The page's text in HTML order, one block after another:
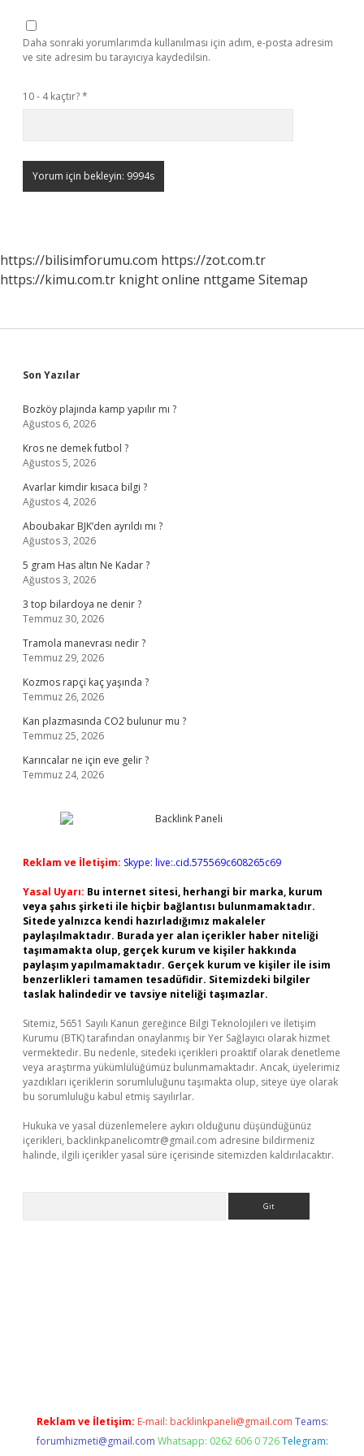
Daha sonraki yorumlarımda kullanılması için adım, e-posta adresim
ve site adresim bu tarayıcıya kaydedilsin.
10 - 4 kaçtır?*
https://bilisimforumu.com https://zot.com.tr
https://kimu.com.tr knight online nttgame Sitemap
Sidebar
Son Yazılar
Bozköy plajında kamp yapılır mı ?
Ağustos 6, 2026
Kros ne demek futbol ?
Ağustos 5, 2026
Avarlar kimdir kısaca bilgi ?
Ağustos 4, 2026
Aboubakar BJK’den ayrıldı mı ?
Ağustos 3, 2026
5 gram Has altın Ne Kadar ?
Ağustos 3, 2026
3 top bilardoya ne denir ?
Temmuz 30, 2026
Tramola manevrası nedir ?
Temmuz 29, 2026
Kozmos rapçi kaç yaşında ?
Temmuz 26, 2026
Kan plazmasında CO2 bulunur mu ?
Temmuz 25, 2026
Karıncalar ne için eve gelir ?
Temmuz 24, 2026
Reklam ve İletişim: Skype: live:.cid.575569c608265c69
Yasal Uyarı: Bu internet sitesi, herhangi bir marka, kurum
veya şahıs şirketi ile hiçbir bağlantısı bulunmamaktadır.
Sitede yalnızca kendi hazırladığımız makaleler
paylaşılmaktadır. Burada yer alan içerikler haber niteliği
taşımamakta olup, gerçek kurum ve kişiler hakkında
paylaşım yapılmamaktadır. Gerçek kurum ve kişiler ile isim
benzerlikleri tamamen tesadüfidir. Sitemizdeki bilgiler
taslak halindedir ve tavsiye niteliği taşımazlar.
Sitemiz, 5651 Sayılı Kanun gereğince Bilgi Teknolojileri ve İletişim
Kurumu (BTK) tarafından onaylanmış bir Yer Sağlayıcı olarak hizmet
vermektedir. Bu nedenle, sitedeki içerikleri proaktif olarak denetleme
veya araştırma yükümlülüğümüz bulunmamaktadır. Ancak, üyelerimiz
yazdıkları içeriklerin sorumluluğunu taşımakta olup, siteye üye olarak
bu sorumluluğu kabul etmiş sayılırlar.
Hukuka ve yasal düzenlemelere aykırı olduğunu düşündüğünüz
içerikleri, backlinkpanelicomtr@gmail.com adresine bildirmeniz
halinde, ilgili içerikler yasal süre içerisinde sitemizden kaldırılacaktır.
Reklam ve İletişim: E-mail: backlinkpaneli@gmail.com Teams:
forumhizmeti@gmail.com Whatsapp: 0262 606 0 726 Telegram: